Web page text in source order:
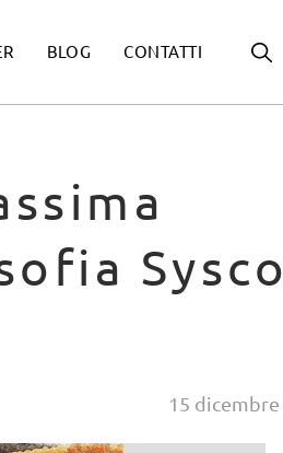
BLOG CONTATTI
Sysco
15 dicembre